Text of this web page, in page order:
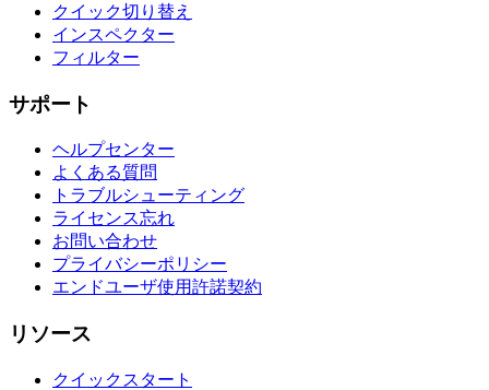
クイック切り替え
インスペクター
フィルター
サポート
ヘルプセンター
よくある質問
トラブルシューティング
ライセンス忘れ
お問い合わせ
プライバシーポリシー
エンドユーザ使用許諾契約
リソース
クイックスタート